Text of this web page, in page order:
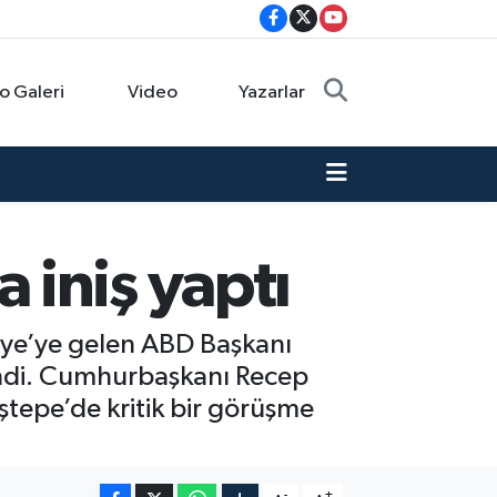
Galeri Video Yazarlar
iniş yaptı
gelen ABD Başkanı
Cumhurbaşkanı Recep
kritik bir görüşme